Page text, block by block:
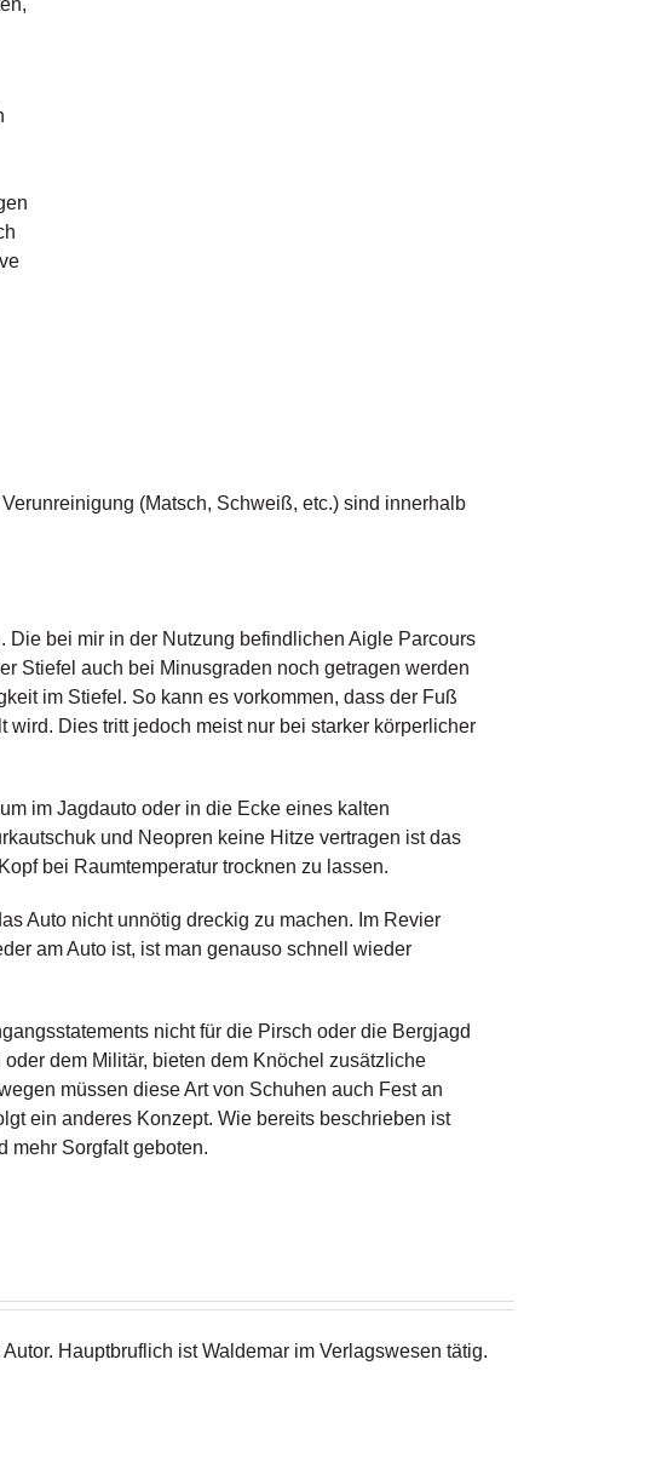
(Matsch, Schweiß, etc.) sind innerhalb
bei mir in der Nutzung befindlichen Aigle Parcours
Stiefel auch bei Minusgraden noch getragen werden
im Stiefel. So kann es vorkommen, dass der Fuß
Dies tritt jedoch meist nur bei starker körperlicher
im Jagdauto oder in die Ecke eines kalten
und Neopren keine Hitze vertragen ist das
bei Raumtemperatur trocknen zu lassen.
Auto nicht unnötig dreckig zu machen. Im Revier
am Auto ist, ist man genauso schnell wieder
nicht für die Pirsch oder die Bergjagd
dem Militär, bieten dem Knöchel zusätzliche
müssen diese Art von Schuhen auch Fest an
ein anderes Konzept. Wie bereits beschrieben ist
mehr Sorgfalt geboten.
Hauptbruflich ist Waldemar im Verlagswesen tätig.